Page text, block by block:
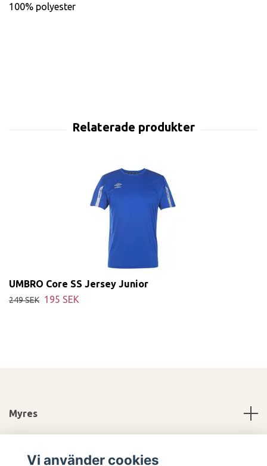
100% polyester
UMBRO Core SS Jersey Junior
249 SEK 195 SEK
Myres
Vi använder cookies